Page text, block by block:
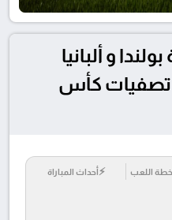
و ألبانيا
26/3/2026 في تصفيات كأس
اللعب ⚡أحداث المباراة